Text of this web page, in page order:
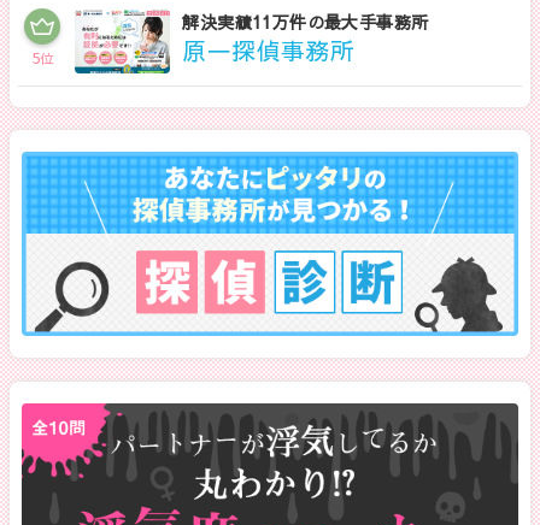
5位
解決実績11万件の最大手事務所
原一探偵事務所